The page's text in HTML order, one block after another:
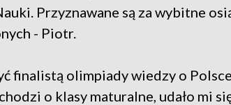
Przyznawane są za wybitne
- Piotr.
finalistą olimpiady wiedzy o
o klasy maturalne, udało mi